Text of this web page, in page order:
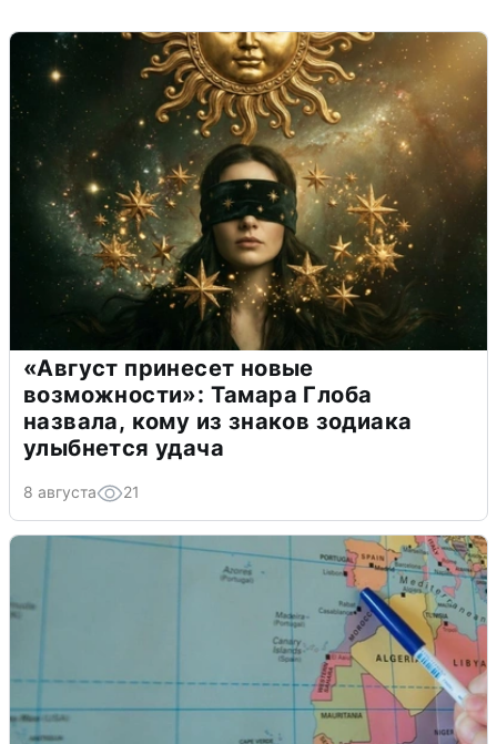
«Август принесет новые
возможности»: Тамара Глоба
назвала, кому из знаков зодиака
улыбнется удача
8 августа 21